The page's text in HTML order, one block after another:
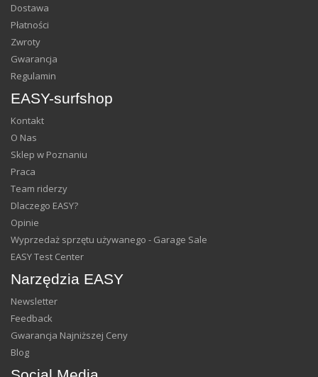
Dostawa
Płatności
Zwroty
Gwarancja
Regulamin
EASY-surfshop
Kontakt
O Nas
Sklep w Poznaniu
Praca
Team riderzy
Dlaczego EASY?
Opinie
Wyprzedaż sprzętu używanego - Garage Sale
EASY Test Center
Narzędzia EASY
Newsletter
Feedback
Gwarancja Najniższej Ceny
Blog